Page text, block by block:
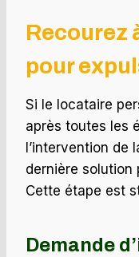
Recourez
pour
Si le locataire
après toutes les
l’intervention de
dernière solution
Cette étape est
Demande